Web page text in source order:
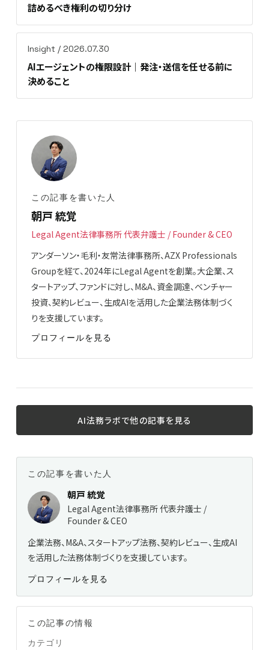
詰めるべき権利の切り分け
Insight / 2026.07.30
AIエージェントの権限設計｜発注・送信を任せる前に
決めること
この記事を書いた人
朝戸 統覚
Legal Agent法律事務所 代表弁護士 / Founder & CEO
アンダーソン・毛利・友常法律事務所、AZX Professionals
Groupを経て、2024年にLegal Agentを創業。大企業、ス
タートアップ、ファンドに対し、M&A、資金調達、ベンチャー
投資、契約レビュー、生成AIを活用した企業法務体制づく
りを支援しています。
プロフィールを見る
AI法務ラボで他の記事を見る
この記事を書いた人
朝戸 統覚
Legal Agent法律事務所 代表弁護士 /
Founder & CEO
企業法務、M&A、スタートアップ法務、契約レビュー、生成AI
を活用した法務体制づくりを支援しています。
プロフィールを見る
この記事の情報
カテゴリ